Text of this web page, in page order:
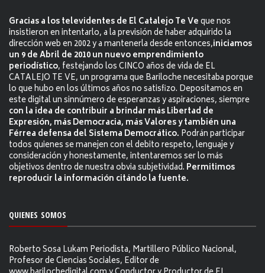
Gracias a los televidentes de El Catalejo Te Veque nos
insistieron en intentarlo, a la previsión de haber adquirido la
dirección web en 2002 y a mantenerla desde entonces,iniciamos
un 9 de Abril de 2010 un nuevo emprendimiento
periodístico, festejando los CINCO años de vida de EL
CATALEJO TE VE, un programa que Bariloche necesitaba porque
lo que hubo en los últimos años no satisfizo. Depositamos en
este digital un sinnúmero de esperanzas y aspiraciones, siempre
con la idea de contribuir a brindar más Libertad de
Expresión, más Democracia, más Valores y también una
Férrea defensa del Sistema Democrático. Podrán participar
todos quienes se manejen con el debito respeto, lenguaje y
consideración y honestamente, intentaremos ser lo más
objetivos dentro de nuestra obvia subjetividad. Permitimos
reproducir la información citándo la fuente.
QUIENES SOMOS
Roberto Sosa Lukam Periodista, Martillero Público Nacional,
Profesor de Ciencias Sociales, Editor de